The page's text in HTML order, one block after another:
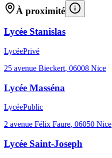
À proximité
Lycée Stanislas
LycéePrivé
25 avenue Bieckert, 06008 Nice
Lycée Masséna
LycéePublic
2 avenue Félix Faure, 06050 Nice
Lycée Saint-Joseph